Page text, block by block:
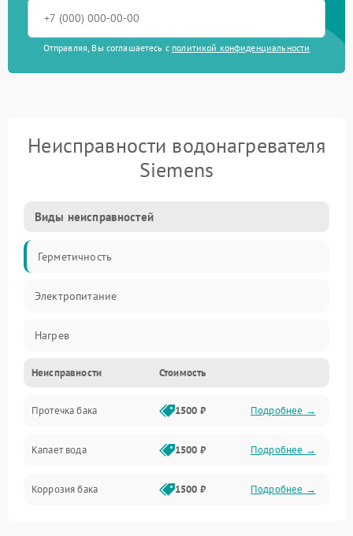
Отправляя, Вы соглашаетесь с политикой конфиденциальности
Неисправности водонагревателя
Siemens
Виды неисправностей
Герметичность
Электропитание
Нагрев
Датчики
Механика
Неисправности Стоимость
Протечка бака 1500 ₽ Подробнее →
Капает вода 1500 ₽ Подробнее →
Коррозия бака 1500 ₽ Подробнее →